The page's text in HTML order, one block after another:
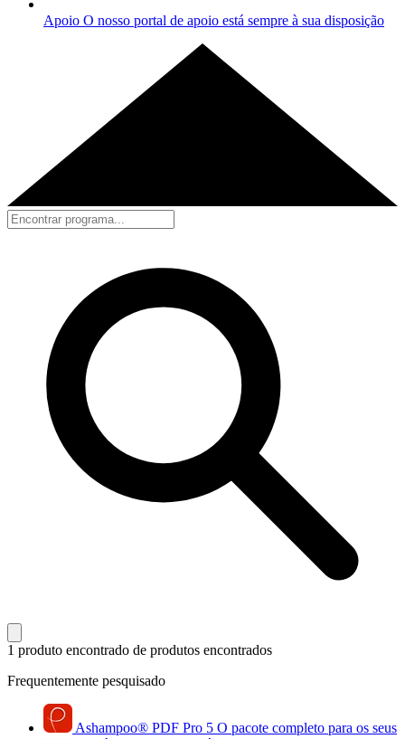
Apoio O nosso portal de apoio está sempre à sua disposição
1 produto encontrado de produtos encontrados
Frequentemente pesquisado
Ashampoo® PDF Pro 5 O pacote completo para os seus